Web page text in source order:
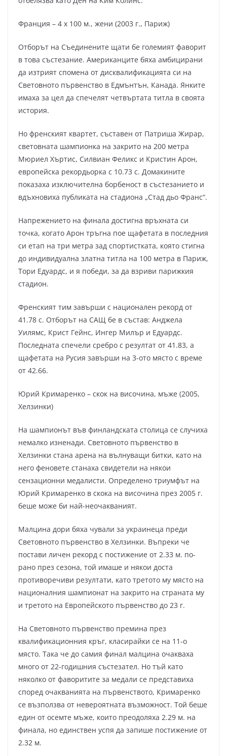
Франция – 4 х 100 м., жени (2003 г., Париж)
Отборът на Съединените щати бе големият фаворит
в това състезание. Американците бяха амбицирани
да изтрият спомена от дисквалификацията си на
Световното първенство в Едмънтън, Канада. Янките
имаха за цел да спечелят четвъртата титла в своята
история.
Но френският квартет, съставен от Патриша Жирар,
световната шампионка на закрито на 200 метра
Мюриел Хъртис, Силвиан Феликс и Кристин Арон,
европейска рекордьорка с 10.73 с. Домакините
показаха изключителна борбеност в състезанието и
вдъхновиха публиката на стадиона „Стад дьо Франс“.
Напрежението на финала достигна връхната си
точка, когато Арон тръгна пое щафетата в последния
си етап на три метра зад спортистката, която стигна
до индивидуална златна титла на 100 метра в Париж,
Тори Едуардс, и я победи, за да взриви парижкия
стадион.
Френският тим завърши с национален рекорд от
41.78 с. Отборът на САЩ бе в състав: Анджела
Уилямс, Крист Гейнс, Ингер Милър и Едуардс.
Последната спечели сребро с резултат от 41.83, а
щафетата на Русия завърши на 3-ото място с време
от 42.66.
Юрий Кримаренко – скок на височина, мъже (2005,
Хелзинки)
На шампионът във финландската столица се случиха
немалко изненади. Световното първенство в
Хелзинки стана арена на вълнуващи битки, като на
него феновете станаха свидетели на някои
сензационни медалисти. Определено триумфът на
Юрий Кримаренко в скока на височина през 2005 г.
беше може би най-неочакваният.
Малцина дори бяха чували за украинеца преди
Световното първенство в Хелзинки. Въпреки че
постави личен рекорд с постижение от 2.33 м. по-
рано през сезона, той имаше и някои доста
противоречиви резултати, като третото му място на
националния шампионат на закрито на страната му
и третото на Европейското първенство до 23 г.
На Световното първенство премина през
квалификационния кръг, класирайки се на 11-о
място. Така че до самия финал малцина очакваха
много от 22-годишния състезател. Но тъй като
няколко от фаворитите за медали се представиха
според очакванията на първенството, Кримаренко
се възползва от невероятната възможност. Той беше
един от осемте мъже, които преодоляха 2.29 м. на
финала, но единствен успя да запише постижение от
2.32 м.